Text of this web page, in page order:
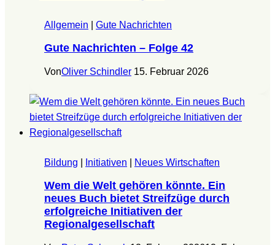
Allgemein Gute Nachrichten
Gute Nachrichten – Folge 42
VonOliver Schindler 15. Februar 2026
Bildung Initiativen Neues Wirtschaften
Wem die Welt gehören könnte. Ein
neues Buch bietet Streifzüge durch
erfolgreiche Initiativen der
Regionalgesellschaft